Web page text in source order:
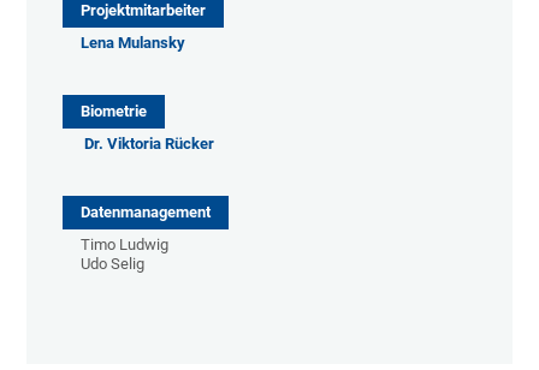
Projektmitarbeiter
Lena Mulansky
Biometrie
Dr. Viktoria Rücker
Datenmanagement
Timo Ludwig
Udo Selig